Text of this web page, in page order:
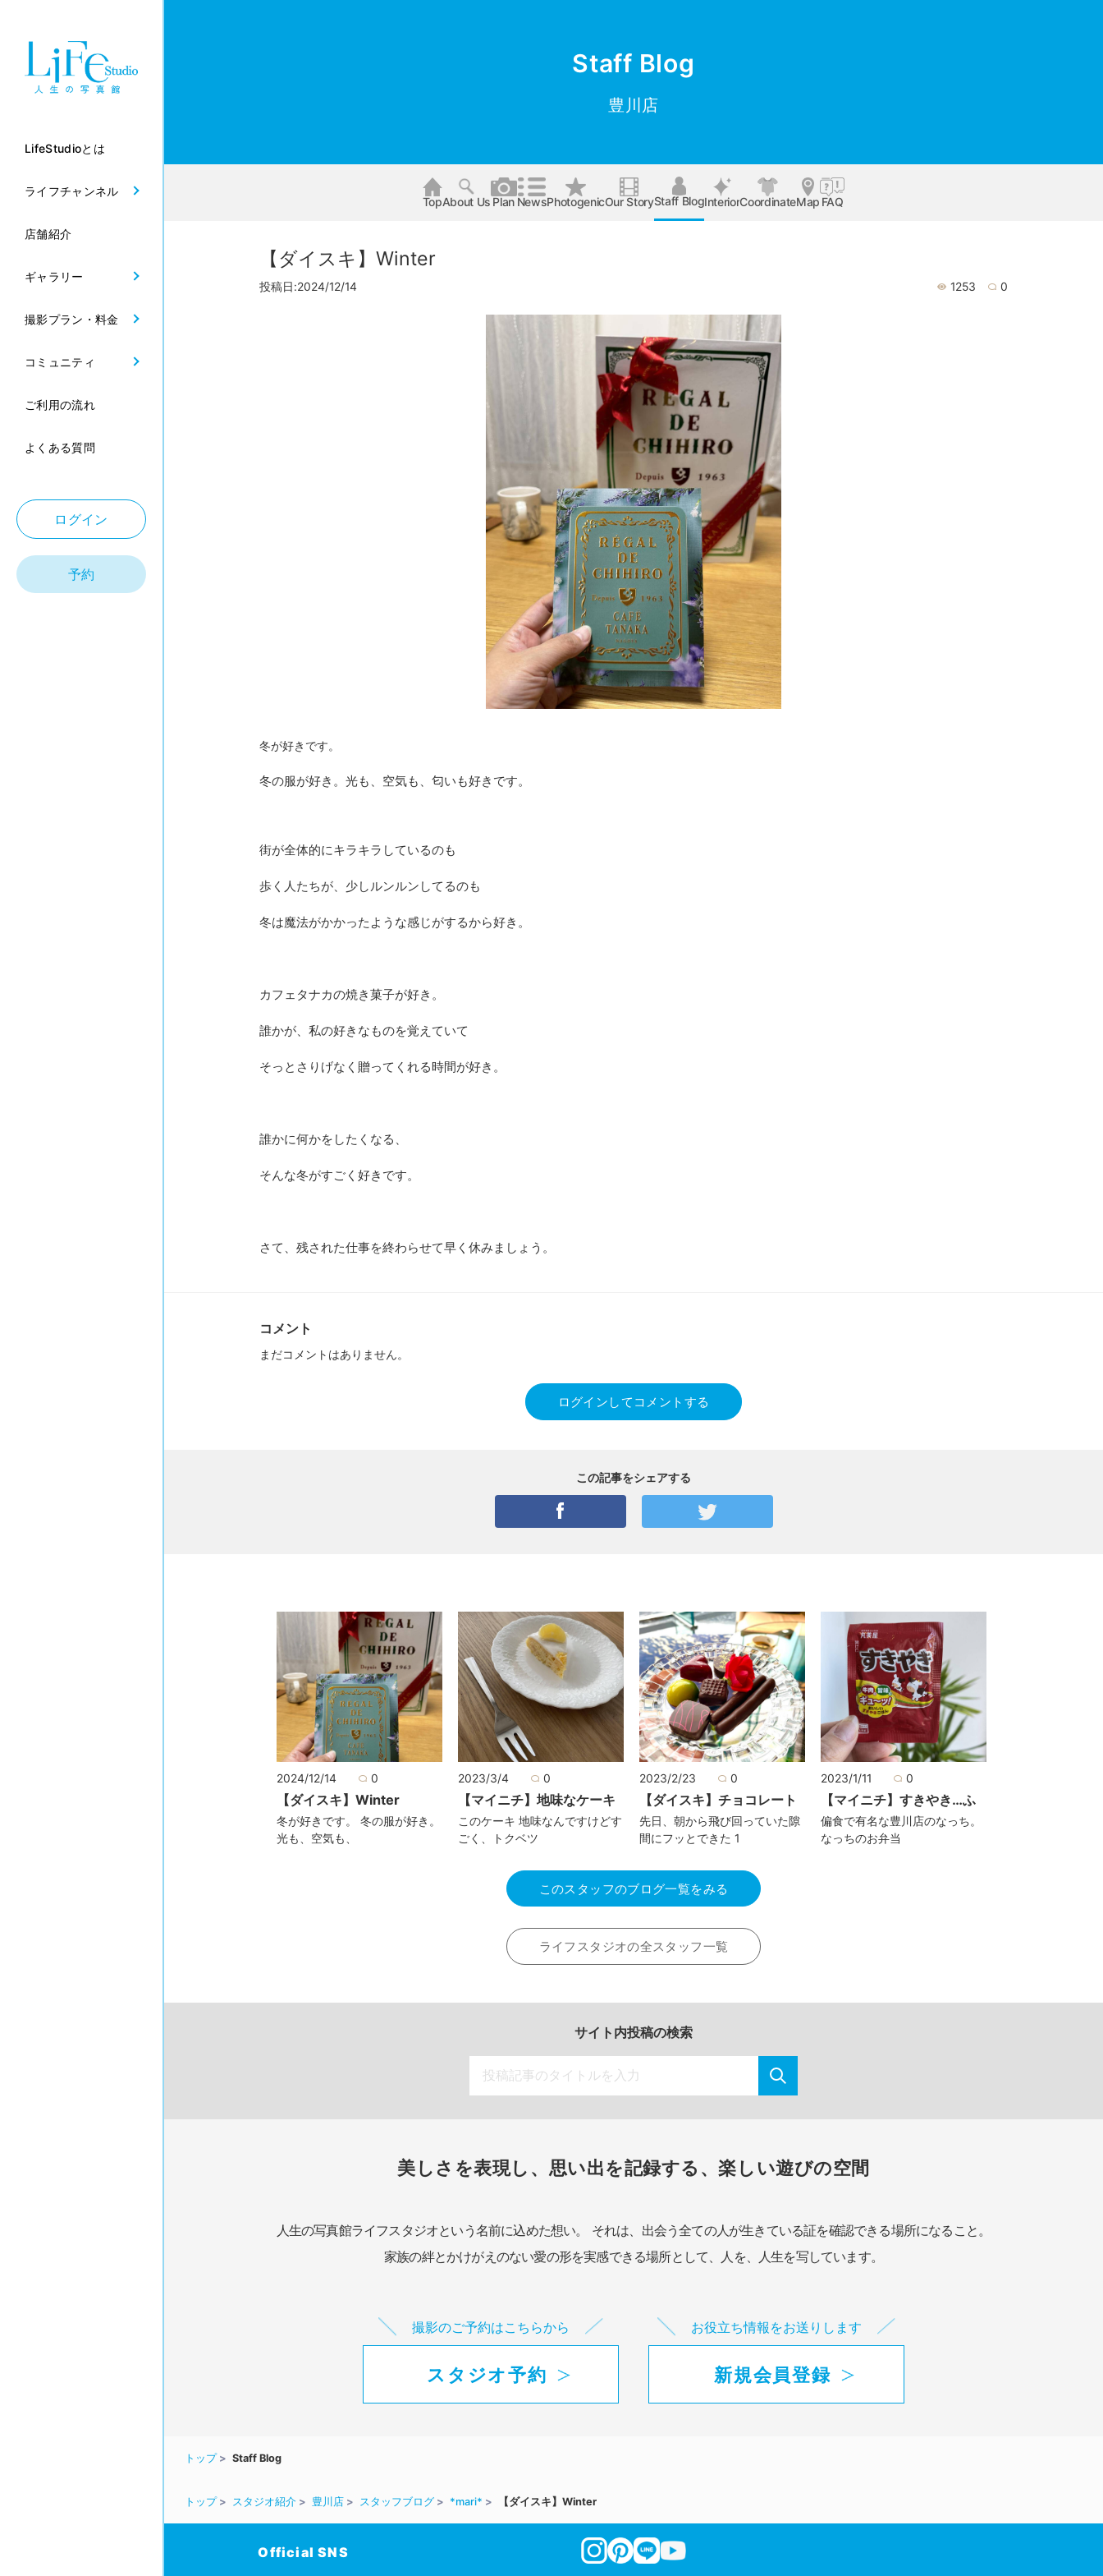
LifeStudioとは
ライフチャンネル
店舗紹介
ギャラリー
撮影プラン・料金
コミュニティ
ご利用の流れ
よくある質問
ログイン
予約
Staff Blog
豊川店
TopAbout Us Plan NewsPhotogenicOur StoryStaff BlogInteriorCoordinateMap FAQ
【ダイスキ】Winter
投稿日:2024/12/14 1253 0
冬が好きです。
冬の服が好き。光も、空気も、匂いも好きです。
街が全体的にキラキラしているのも
歩く人たちが、少しルンルンしてるのも
冬は魔法がかかったような感じがするから好き。
カフェタナカの焼き菓子が好き。
誰かが、私の好きなものを覚えていて
そっとさりげなく贈ってくれる時間が好き。
誰かに何かをしたくなる、
そんな冬がすごく好きです。
さて、残された仕事を終わらせて早く休みましょう。
コメント
まだコメントはありません。
ログインしてコメントする
この記事をシェアする
2024/12/14 0
【ダイスキ】Winter
冬が好きです。 冬の服が好き。
光も、空気も、
2023/3/4 0
【マイニチ】地味なケーキ
このケーキ 地味なんですけどす
ごく、トクベツ
2023/2/23 0
【ダイスキ】チョコレート
先日、朝から飛び回っていた隙
間にフッとできた 1
2023/1/11 0
【マイニチ】すきやき…ふ
偏食で有名な豊川店のなっち。
なっちのお弁当
このスタッフのブログ一覧をみる
ライフスタジオの全スタッフ一覧
サイト内投稿の検索
美しさを表現し、思い出を記録する、楽しい遊びの空間
人生の写真館ライフスタジオという名前に込めた想い。
それは、出会う全ての人が生きている証を確認できる場所になること。
家族の絆とかけがえのない愛の形を実感できる場所として、 人を、人生を写しています。
撮影のご予約はこちらから
スタジオ予約
お役立ち情報をお送りします
新規会員登録
トップ Staff Blog
トップ スタジオ紹介 豊川店 スタッフブログ *mari* 【ダイスキ】Winter
Official SNS